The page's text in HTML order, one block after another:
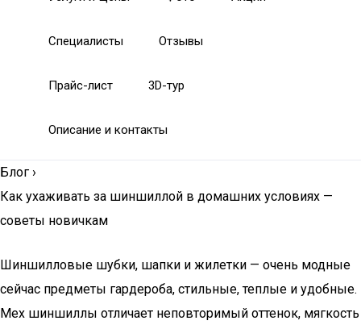
Специалисты Отзывы
Прайс-лист 3D-тур
Описание и контакты
Блог ›
Как ухаживать за шиншиллой в домашних условиях —
советы новичкам
Шиншилловые шубки, шапки и жилетки — очень модные
сейчас предметы гардероба, стильные, теплые и удобные.
Мех шиншиллы отличает неповторимый оттенок, мягкость